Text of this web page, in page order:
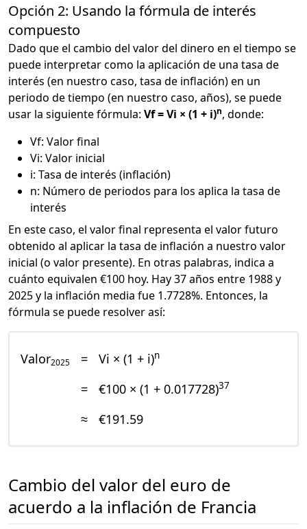
Opción 2: Usando la fórmula de interés
compuesto
Dado que el cambio del valor del dinero en el tiempo se
puede interpretar como la aplicación de una tasa de
interés (en nuestro caso, tasa de inflación) en un
periodo de tiempo (en nuestro caso, años), se puede
usar la siguiente fórmula: Vf = Vi × (1 + i)n, donde:
Vf: Valor final
Vi: Valor inicial
i: Tasa de interés (inflación)
n: Número de periodos para los aplica la tasa de
interés
En este caso, el valor final representa el valor futuro
obtenido al aplicar la tasa de inflación a nuestro valor
inicial (o valor presente). En otras palabras, indica a
cuánto equivalen €100 hoy. Hay 37 años entre 1988 y
2025 y la inflación media fue 1.7728%. Entonces, la
fórmula se puede resolver así:
Valor2025 = Vi × (1 + i)n
= €100 × (1 + 0.017728)37
≈ €191.59
Cambio del valor del euro de
acuerdo a la inflación de Francia